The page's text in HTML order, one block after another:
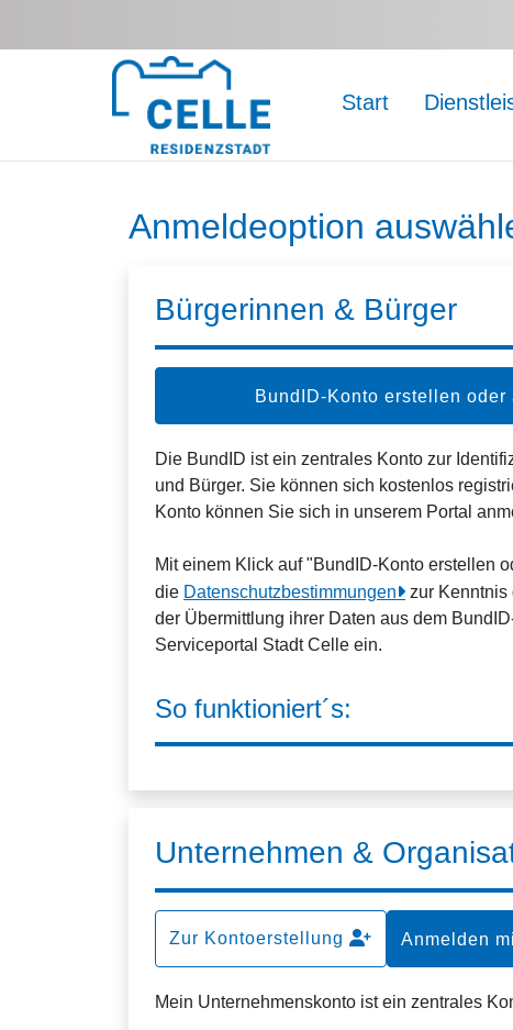
Start
Anmeldeoption
Bürgerinnen & Bürger
BundID-Konto erstellen oder
Die BundID ist ein zentrales Konto zur
und Bürger. Sie können sich kostenlos
Konto können Sie sich in unserem Portal
Mit einem Klick auf "BundID-Konto erstellen
die Datenschutzbestimmungen
zur Kenntnis
der Übermittlung ihrer Daten aus dem
Serviceportal Stadt Celle ein.
So funktioniert´s:
Unternehmen &
Anmelden
Zur Kontoerstellung
Mein Unternehmenskonto ist ein zentrales